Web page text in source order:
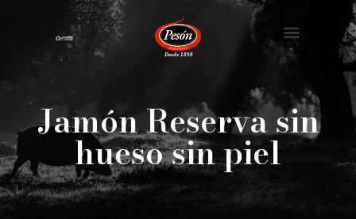
Jamón Reserva sin
hueso sin piel